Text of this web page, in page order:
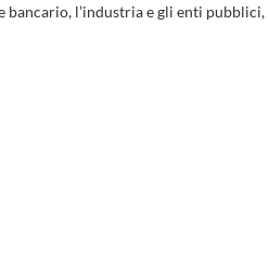
bancario, l’industria e gli enti pubblici,